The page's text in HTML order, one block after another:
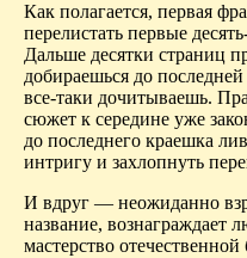
Как полагается, первая
перелистать первые
Дальше десятки страниц
добираешься до
все-таки дочитываешь.
сюжет к середине уже
до последнего краешка
интригу и захлопнуть
И вдруг — неожиданно
название, вознаграждает
мастерство